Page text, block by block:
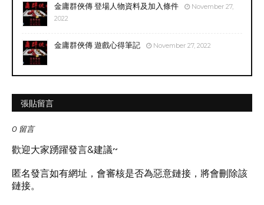
金庸群俠傳 登場人物資料及加入條件
November 27,
2022
金庸群俠傳 遊戲心得筆記 November 27, 2022
張貼留言
0 留言
歡迎大家踴躍發言&建議~
匿名發言如有網址，會審核是否為惡意鏈接，將會刪除該
鏈接。